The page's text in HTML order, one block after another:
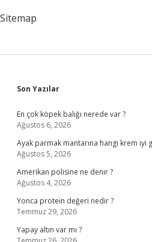
Sitemap
Sidebar
Son Yazılar
En çok köpek balığı nerede var ?
Ağustos 6, 2026
Ayak parmak mantarına hangi krem iyi
Ağustos 5, 2026
Amerikan polisine ne denir ?
Ağustos 4, 2026
Yonca protein değeri nedir ?
Temmuz 29, 2026
Yapay altın var mı ?